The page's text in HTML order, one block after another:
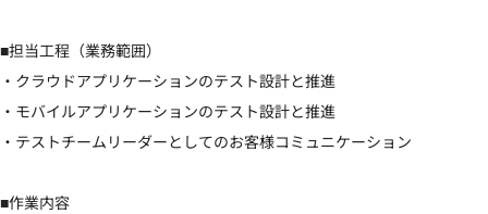
■担当工程（業務範囲）
・クラウドアプリケーションのテスト設計と推進
・モバイルアプリケーションのテスト設計と推進
・テストチームリーダーとしてのお客様コミュニケーション
■作業内容